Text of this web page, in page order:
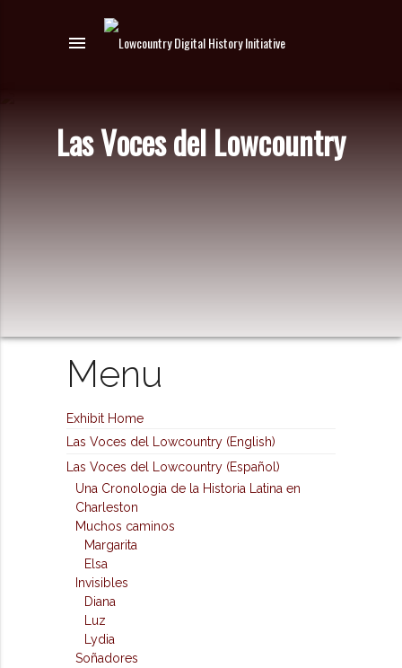
menu
Las Voces del Lowcountry
Menu
Exhibit Home
Las Voces del Lowcountry (English)
Las Voces del Lowcountry (Español)
Una Cronologia de la Historia Latina en
Charleston
Muchos caminos
Margarita
Elsa
Invisibles
Diana
Luz
Lydia
Soñadores